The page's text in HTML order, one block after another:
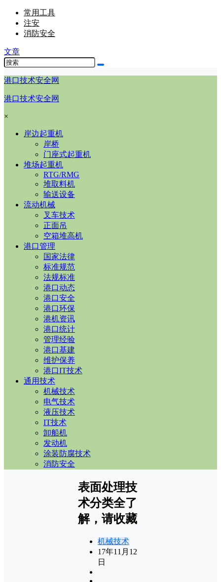
常用工具
注安
消防安全
文章
港口技术安全网
港口技术安全网
×
岸边起重机
岸桥
门座式起重机
堆场起重机
RTG/RMG
堆取料机
输送设备
流动机械
叉车技术
正面吊
空箱堆高机
港口管理
国家法律
标准规范
法规标准
港口动态
港口安全
港口环保
港机资讯
港口统计
管理经验
港口基建
维护保养
港口IT技术
通用技术
机械技术
电气技术
液压技术
IT技术
卸船机
发动机
涂装防腐技术
消防安全
表面处理技
术分类全了
解，请收藏
机械技术
17年11月12
日